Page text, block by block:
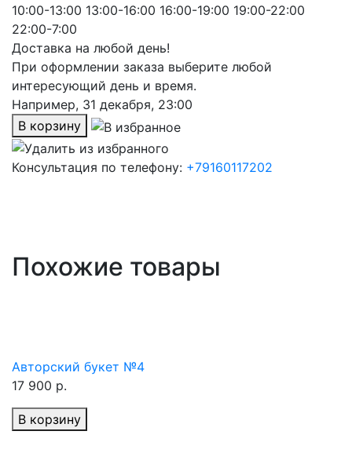
10:00-13:00 13:00-16:00 16:00-19:00 19:00-22:00
22:00-7:00
Доставка на любой день!
При оформлении заказа выберите любой
интересующий день и время.
Например, 31 декабря, 23:00
В корзину
Консультация по телефону: +79160117202
Похожие товары
Авторский букет №4
17 900 р.
В корзину